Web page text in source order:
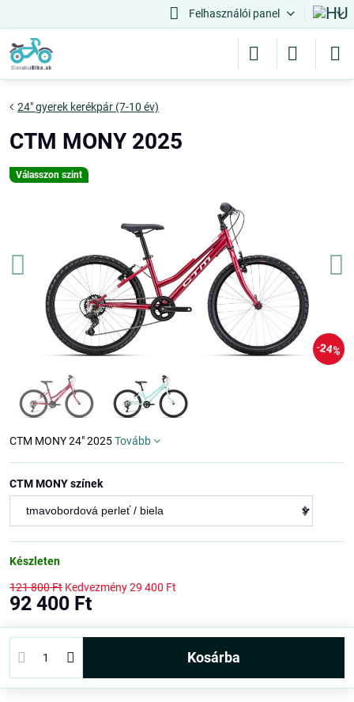
Felhasználói panel
Válasszon szint
24%
24" gyerek kerékpár (7-10 év)
CTM MONY 2025
CTM MONY 24" 2025Tovább
CTM MONY színek
Készleten
121 800 Ft Kedvezmény29 400 Ft
92 400 Ft
kosárba